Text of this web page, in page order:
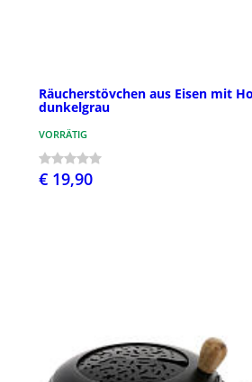
Räucherstövchen aus Eisen mit
dunkelgrau
VORRÄTIG
€ 19,90